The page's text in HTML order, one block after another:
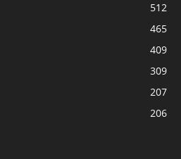
512
465
409
309
207
206